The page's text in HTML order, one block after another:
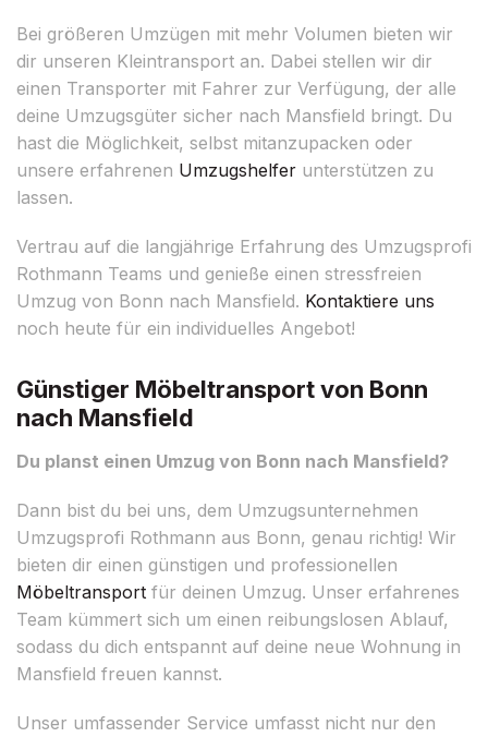
Bei größeren Umzügen mit mehr Volumen bieten wir
dir unseren Kleintransport an. Dabei stellen wir dir
einen Transporter mit Fahrer zur Verfügung, der alle
deine Umzugsgüter sicher nach Mansfield bringt. Du
hast die Möglichkeit, selbst mitanzupacken oder
unsere erfahrenen Umzugshelfer unterstützen zu
lassen.
Vertrau auf die langjährige Erfahrung des Umzugsprofi
Rothmann Teams und genieße einen stressfreien
Umzug von Bonn nach Mansfield. Kontaktiere uns
noch heute für ein individuelles Angebot!
Günstiger Möbeltransport von Bonn
nach Mansfield
Du planst einen Umzug von Bonn nach Mansfield?
Dann bist du bei uns, dem Umzugsunternehmen
Umzugsprofi Rothmann aus Bonn, genau richtig! Wir
bieten dir einen günstigen und professionellen
Möbeltransport für deinen Umzug. Unser erfahrenes
Team kümmert sich um einen reibungslosen Ablauf,
sodass du dich entspannt auf deine neue Wohnung in
Mansfield freuen kannst.
Unser umfassender Service umfasst nicht nur den